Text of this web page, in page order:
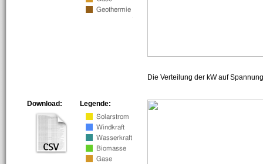
Die Verteilung der kW auf
Legende:
Download: